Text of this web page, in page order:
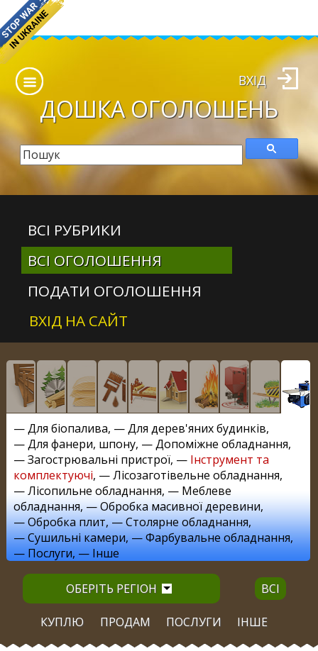
ДОШКАОГОЛОШЕНЬ
ВХІД
ВСІ РУБРИКИ
ВСІ ОГОЛОШЕННЯ
ПОДАТИ ОГОЛОШЕННЯ
ВХІД НА САЙТ
—Для біопалива, —Для дерев'яних будинків,
—Для фанери, шпону, —Допоміжне обладнання,
—Загострювальні пристрої, — Інструмент та
комплектуючі, —Лісозаготівельне обладнання,
—Лісопильне обладнання, — Меблеве
обладнання, —Обробка масивної деревини,
—Обробка плит, —Столярне обладнання,
—Сушильні камери, —Фарбувальне обладнання,
—Послуги, —Інше
ОБЕРІТЬ РЕГІОН ВСІ
КУПЛЮ ПРОДАМ ПОСЛУГИ ІНШЕ